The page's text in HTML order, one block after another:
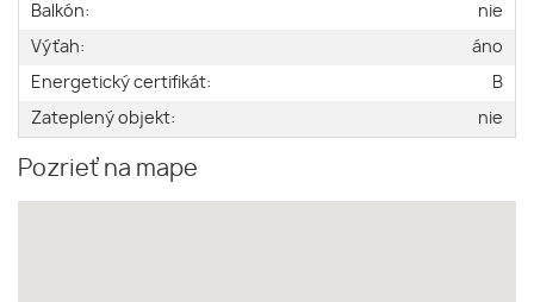
Balkón:
nie
Výťah:
áno
Energetický certifikát:
B
Zateplený objekt:
nie
Pozrieť na mape